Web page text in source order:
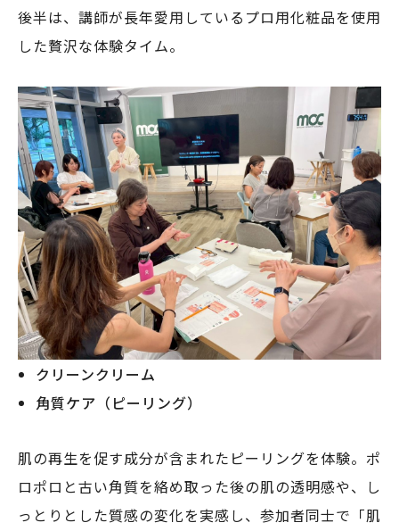
後半は、講師が長年愛用しているプロ用化粧品を使用
した贅沢な体験タイム。
クリーンクリーム
角質ケア（ピーリング）
肌の再生を促す成分が含まれたピーリングを体験。ポ
ロポロと古い角質を絡め取った後の肌の透明感や、し
っとりとした質感の変化を実感し、参加者同士で「肌